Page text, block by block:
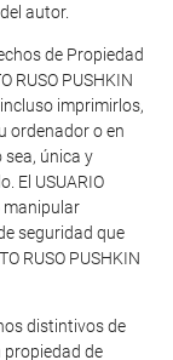
autor.
de Propiedad
RUSO PUSHKIN
imprimirlos,
ordenador o en
única y
El USUARIO
manipular
seguridad que
RUSO PUSHKIN
distintivos de
propiedad de